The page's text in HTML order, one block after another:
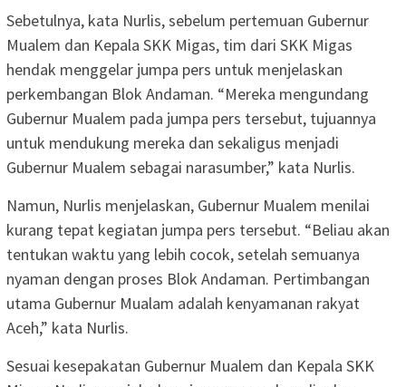
Sebetulnya, kata Nurlis, sebelum pertemuan Gubernur
Mualem dan Kepala SKK Migas, tim dari SKK Migas
hendak menggelar jumpa pers untuk menjelaskan
perkembangan Blok Andaman. “Mereka mengundang
Gubernur Mualem pada jumpa pers tersebut, tujuannya
untuk mendukung mereka dan sekaligus menjadi
Gubernur Mualem sebagai narasumber,” kata Nurlis.
Namun, Nurlis menjelaskan, Gubernur Mualem menilai
kurang tepat kegiatan jumpa pers tersebut. “Beliau akan
tentukan waktu yang lebih cocok, setelah semuanya
nyaman dengan proses Blok Andaman. Pertimbangan
utama Gubernur Mualam adalah kenyamanan rakyat
Aceh,” kata Nurlis.
Sesuai kesepakatan Gubernur Mualem dan Kepala SKK